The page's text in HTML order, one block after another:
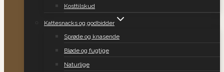
Kosttilskud
Kattesnacks og godbidder
Sprøde og knasende
Bløde og fugtige
Naturlige